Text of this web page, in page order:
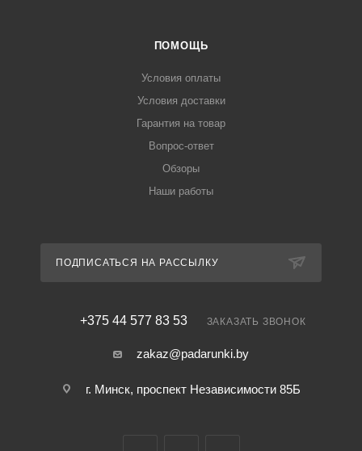
ПОМОЩЬ
Условия оплаты
Условия доставки
Гарантия на товар
Вопрос-ответ
Обзоры
Наши работы
ПОДПИСАТЬСЯ НА РАССЫЛКУ
+375 44 577 83 53 ЗАКАЗАТЬ ЗВОНОК
zakaz@padarunki.by
г. Минск, проспект Независимости 85Б